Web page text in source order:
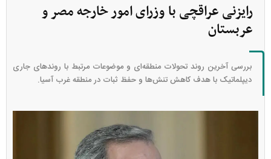
رایزنی عراقچی با وزرای امور خارجه مصر و
عربستان
بررسی آخرین روند تحولات منطقه‌ای و موضوعات مرتبط با روند‌های جاری
دیپلماتیک با هدف کاهش تنش‌ها و حفظ ثبات در منطقه غرب آسیا.